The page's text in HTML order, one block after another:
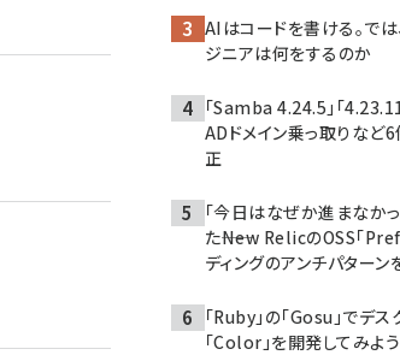
AIはコードを書ける。では
ジニアは何をするのか
「Samba 4.24.5」「
ADドメイン乗っ取りなど
正
「今日はなぜか進まなか
た――New RelicのOSS「
ディングのアンチパターン
「Ruby」の「Gosu」でデ
「Color」を開発してみよう